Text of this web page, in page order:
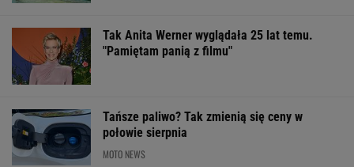
Tak Anita Werner wyglądała 25 lat temu.
"Pamiętam panią z filmu"
Tańsze paliwo? Tak zmienią się ceny w
połowie sierpnia
MOTO NEWS